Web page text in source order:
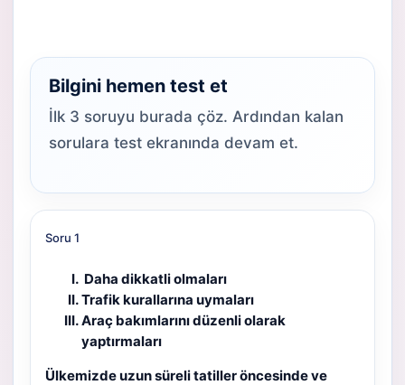
Bilgini hemen test et
İlk 3 soruyu burada çöz. Ardından kalan
sorulara test ekranında devam et.
Soru 1
Daha dikkatli olmaları
Trafik kurallarına uymaları
Araç bakımlarını düzenli olarak
yaptırmaları
Ülkemizde uzun süreli tatiller öncesinde ve